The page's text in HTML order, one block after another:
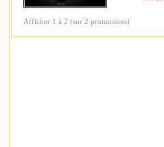
Afficher 1 à 2 (sur 2 promotions)